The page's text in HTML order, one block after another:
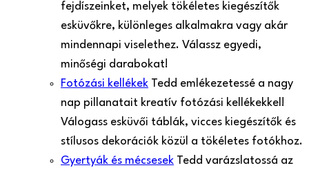
fejdíszeinket, melyek tökéletes kiegészítők
esküvőkre, különleges alkalmakra vagy akár
mindennapi viselethez. Válassz egyedi,
minőségi darabokat!
Fotózási kellékek Tedd emlékezetessé a nagy
nap pillanatait kreatív fotózási kellékekkel!
Válogass esküvői táblák, vicces kiegészítők és
stílusos dekorációk közül a tökéletes fotókhoz.
Gyertyák és mécsesek Tedd varázslatossá az